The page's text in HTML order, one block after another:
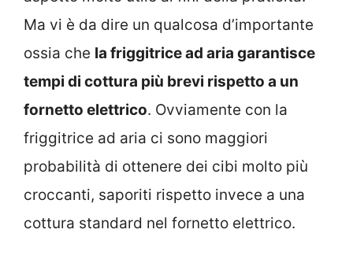
Ma vi è da dire un qualcosa d’importante
ossia che la friggitrice ad aria garantisce
tempi di cottura più brevi rispetto a un
fornetto elettrico. Ovviamente con la
friggitrice ad aria ci sono maggiori
probabilità di ottenere dei cibi molto più
croccanti, saporiti rispetto invece a una
cottura standard nel fornetto elettrico.